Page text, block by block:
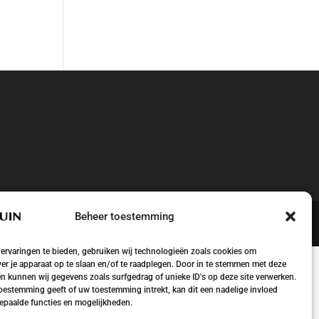
Beheer toestemming
te bieden, gebruiken wij technologieën zoals cookies om
je apparaat op te slaan en/of te raadplegen. Door in te stemmen met deze
kunnen wij gegevens zoals surfgedrag of unieke ID's op deze site verwerken.
geeft of uw toestemming intrekt, kan dit een nadelige invloed
functies en mogelijkheden.